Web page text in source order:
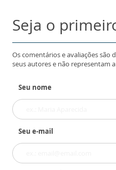
Seja o
Os comentários e avaliações são
seus autores e não representam
Seu nome
Seu e-mail